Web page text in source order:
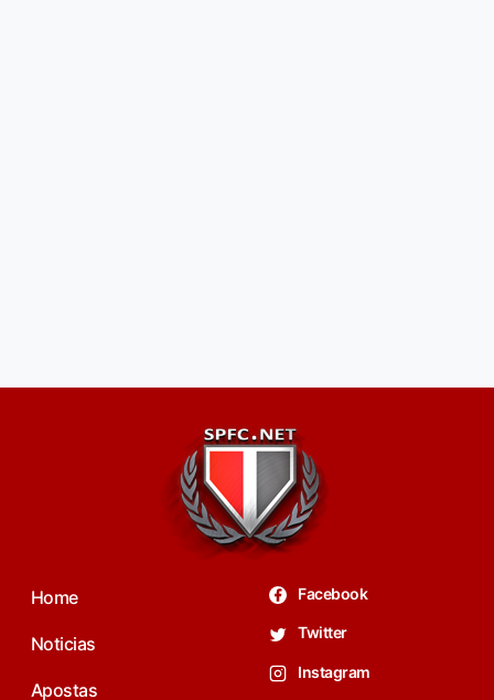
Home
Noticias
Apostas
Facebook
Twitter
Instagram